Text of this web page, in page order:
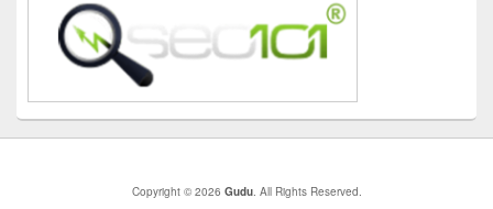
Copyright © 2026 Gudu. All Rights Reserved.